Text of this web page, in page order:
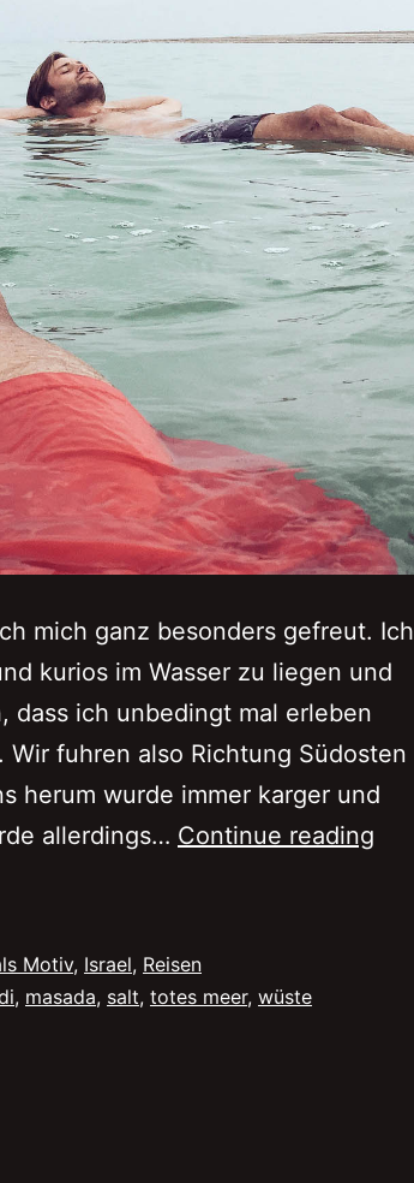
mich ganz besonders gefreut. Ich
kurios im Wasser zu liegen und
dass ich unbedingt mal erleben
fuhren also Richtung Südosten
herum wurde immer karger und
allerdings… Continue reading
Motiv, Israel, Reisen
, masada, salt, totes meer, wüste